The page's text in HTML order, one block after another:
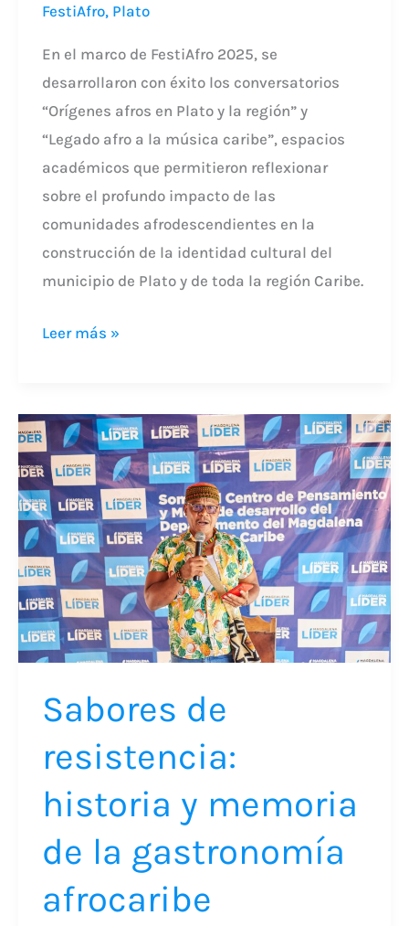
FestiAfro, Plato
En el marco de FestiAfro 2025, se
desarrollaron con éxito los conversatorios
“Orígenes afros en Plato y la región” y
“Legado afro a la música caribe”, espacios
académicos que permitieron reflexionar
sobre el profundo impacto de las
comunidades afrodescendientes en la
construcción de la identidad cultural del
municipio de Plato y de toda la región Caribe.
Leer más »
Sabores de
resistencia:
historia y memoria
de la gastronomía
afrocaribe
Sabores
de
resistencia:
historia
memoria
de
la
gastronomía